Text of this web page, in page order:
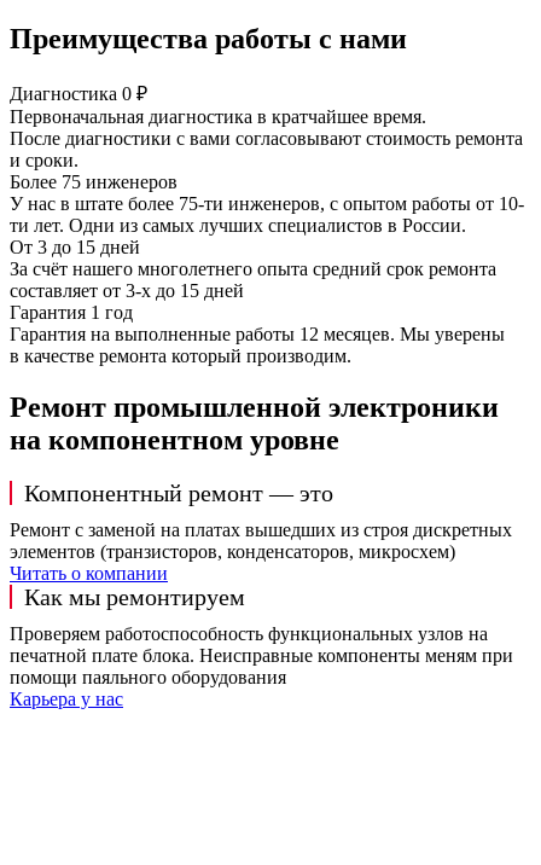
Преимущества работы с нами
Диагностика 0 ₽
Первоначальная диагностика в кратчайшее время.
После диагностики с вами согласовывают стоимость ремонта
и сроки.
Более 75 инженеров
У нас в штате более 75-ти инженеров, с опытом работы от 10-
ти лет. Одни из самых лучших специалистов в России.
От 3 до 15 дней
За счёт нашего многолетнего опыта средний срок ремонта
составляет от 3-х до 15 дней
Гарантия 1 год
Гарантия на выполненные работы 12 месяцев. Мы уверены
в качестве ремонта который производим.
Ремонт промышленной электроники
на компонентном уровне
Компонентный ремонт — это
Ремонт с заменой на платах вышедших из строя дискретных
элементов (транзисторов, конденсаторов, микросхем)
Читать о компании
Как мы ремонтируем
Проверяем работоспособность функциональных узлов на
печатной плате блока. Неисправные компоненты меням при
помощи паяльного оборудования
Карьера у нас